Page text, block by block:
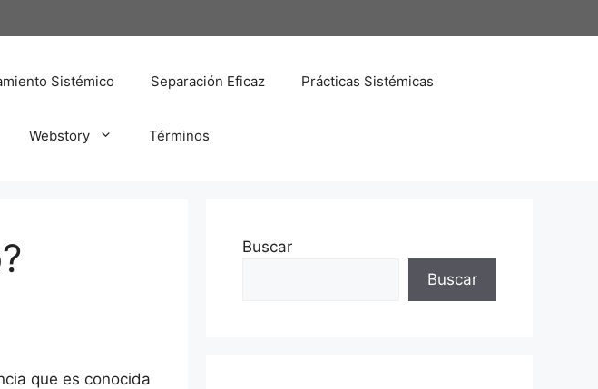
Sistémico Separación Eficaz Prácticas Sistémicas
Webstory Términos
que es conocida
Buscar
Buscar